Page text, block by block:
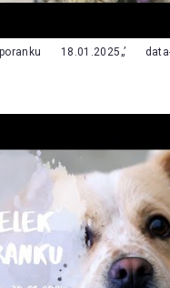
18.01.2025„’ data-